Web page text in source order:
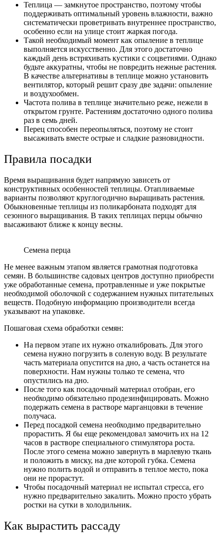
Теплица — замкнутое пространство, поэтому чтобы
поддерживать оптимальный уровень влажности, важно
систематически проветривать внутреннее пространство,
особенно если на улице стоит жаркая погода.
Такой необходимый момент как опыление в теплице
выполняется искусственно. Для этого достаточно
каждый день встряхивать кустики с соцветиями. Однако
будьте аккуратны, чтобы не повредить нежные растения.
В качестве альтернативы в теплице можно установить
вентилятор, который решит сразу две задачи: опыление
и воздухообмен.
Частота полива в теплице значительно реже, нежели в
открытом грунте. Растениям достаточно одного полива
раз в семь дней.
Перец способен переопыляться, поэтому не стоит
высаживать вместе острые и сладкие разновидности.
Правила посадки
Время выращивания будет напрямую зависеть от
конструктивных особенностей теплицы. Отапливаемые
варианты позволяют круглогодично выращивать растения.
Обыкновенные теплицы из поликарбоната подходят для
сезонного выращивания. В таких теплицах перцы обычно
высаживают ближе к концу весны.
Семена перца
Не менее важным этапом является грамотная подготовка
семян. В большинстве садовых центров доступно приобрести
уже обработанные семена, протравленные и уже покрытые
необходимой оболочкой с содержанием нужных питательных
веществ. Подобную информацию производители всегда
указывают на упаковке.
Пошаговая схема обработки семян:
На первом этапе их нужно откалибровать. Для этого
семена нужно погрузить в соленую воду. В результате
часть материала опустится на дно, а часть останется на
поверхности. Нам нужны только те семена, что
опустились на дно.
После того как посадочный материал отобран, его
необходимо обязательно продезинфицировать. Можно
подержать семена в растворе марганцовки в течение
получаса.
Перед посадкой семена необходимо предварительно
прорастить. Я бы еще рекомендовал замочить их на 12
часов в растворе специального стимулятора роста.
После этого семена можно завернуть в марлевую ткань
и положить в миску, на дне которой губка. Семена
нужно полить водой и отправить в теплое место, пока
они не прорастут.
Чтобы посадочный материал не испытал стресса, его
нужно предварительно закалить. Можно просто убрать
ростки на сутки в холодильник.
Как вырастить рассаду